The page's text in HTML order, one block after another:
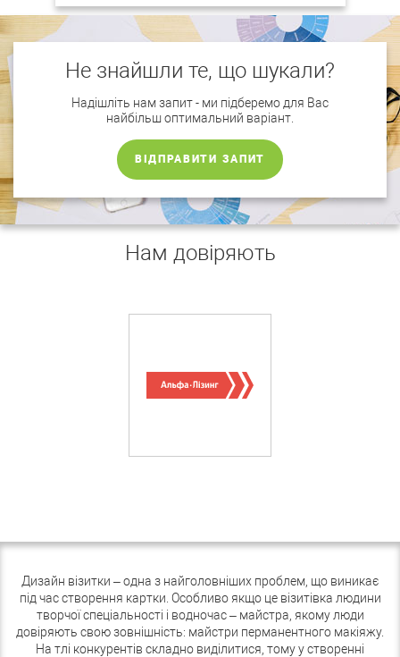
Не знайшли те, що шукали?
Надішліть нам запит - ми підберемо для Вас
найбільш оптимальний варіант.
ВІДПРАВИТИ ЗАПИТ
Нам довіряють
Дизайн візитки – одна з найголовніших проблем, що виникає
під час створення картки. Особливо якщо це візитівка людини
творчої спеціальності і водночас – майстра, якому люди
довіряють свою зовнішність: майстри перманентного макіяжу.
На тлі конкурентів складно виділитися, тому у створенні